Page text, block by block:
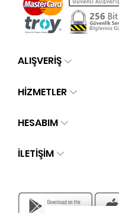
ALIŞVERİŞ
HİZMETLER
HESABIM
İLETIŞIM